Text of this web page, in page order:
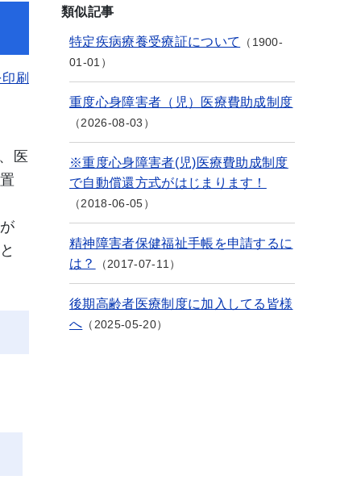
刷
医
類似記事
特定疾病療養受療証について
1900-
01-01
重度心身障害者（児）医療費助成制度
2026-08-03
※重度心身障害者(児)医療費助成制度
で自動償還方式がはじまります！
2018-06-05
精神障害者保健福祉手帳を申請するに
は？
2017-07-11
後期高齢者医療制度に加入してる皆様
へ
2025-05-20